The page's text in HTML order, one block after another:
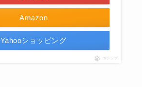
Amazon
Yahooショッピング
ポチップ